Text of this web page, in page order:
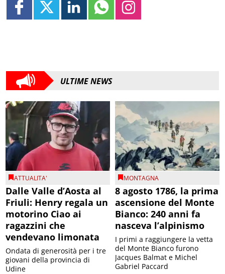
ULTIME NEWS
ATTUALITA'
Dalle Valle d’Aosta al
Friuli: Henry regala un
motorino Ciao ai
ragazzini che
vendevano limonata
Ondata di generosità per i tre
giovani della provincia di
Udine
MONTAGNA
8 agosto 1786, la prima
ascensione del Monte
Bianco: 240 anni fa
nasceva l’alpinismo
I primi a raggiungere la vetta
del Monte Bianco furono
Jacques Balmat e Michel
Gabriel Paccard